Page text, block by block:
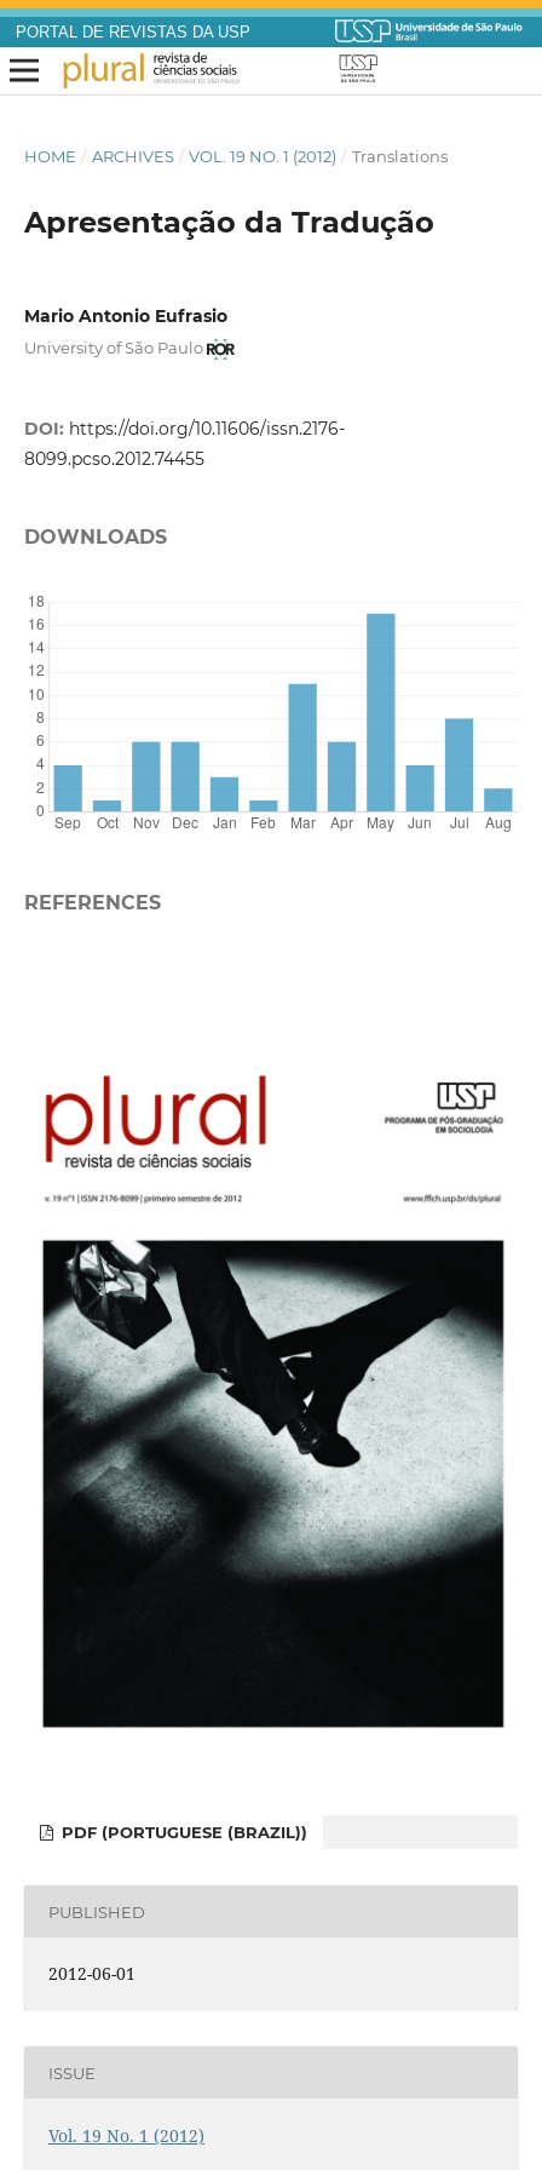
PORTAL DE REVISTAS DA USP
HOME / ARCHIVES / VOL. 19 NO. 1 (2012) / Translations
Apresentação da Tradução
Mario Antonio Eufrasio
University of São Paulo
DOI: https://doi.org/10.11606/issn.2176-
8099.pcso.2012.74455
DOWNLOADS
REFERENCES
PDF (PORTUGUESE (BRAZIL))
PUBLISHED
2012-06-01
ISSUE
Vol. 19 No. 1 (2012)